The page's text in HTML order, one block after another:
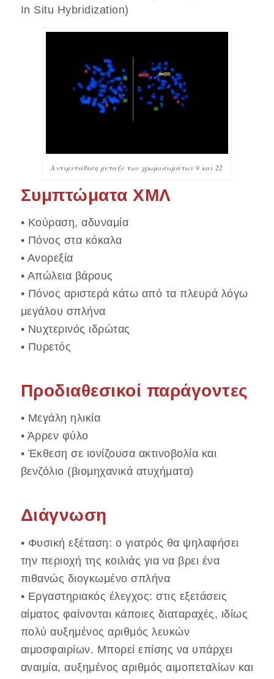
In Situ Hybridization)
Αντιμετάθεση μεταξύ των χρωμοσωμάτων 9 και 22
Συμπτώματα ΧΜΛ
• Κούραση, αδυναμία
• Πόνος στα κόκαλα
• Ανορεξία
• Απώλεια βάρους
• Πόνος αριστερά κάτω από τα πλευρά λόγω
μεγάλου σπλήνα
• Νυχτερινός ιδρώτας
• Πυρετός
Προδιαθεσικοί παράγοντες
• Μεγάλη ηλικία
• Άρρεν φύλο
• Έκθεση σε ιονίζουσα ακτινοβολία και
βενζόλιο (βιομηχανικά ατυχήματα)
Διάγνωση
• Φυσική εξέταση: ο γιατρός θα ψηλαφήσει
την περιοχή της κοιλιάς για να βρει ένα
πιθανώς διογκωμένο σπλήνα
• Εργαστηριακός έλεγχος: στις εξετάσεις
αίματος φαίνονται κάποιες διαταραχές, ιδίως
πολύ αυξημένος αριθμός λευκών
αιμοσφαιρίων. Μπορεί επίσης να υπάρχει
αναιμία, αυξημένος αριθμός αιμοπεταλίων και